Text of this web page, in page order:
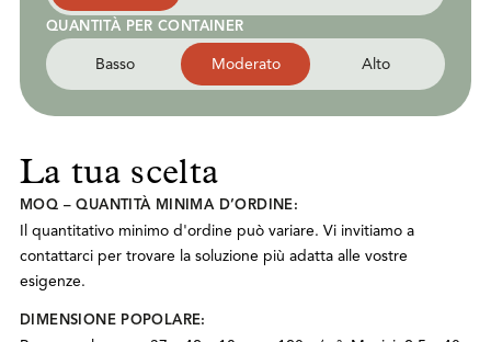
QUANTITÀ PER CONTAINER
Basso Moderato Alto
La tua scelta
MOQ – QUANTITÀ MINIMA D’ORDINE:
Il quantitativo minimo d'ordine può variare. Vi invitiamo a
contattarci per trovare la soluzione più adatta alle vostre
esigenze.
DIMENSIONE POPOLARE: